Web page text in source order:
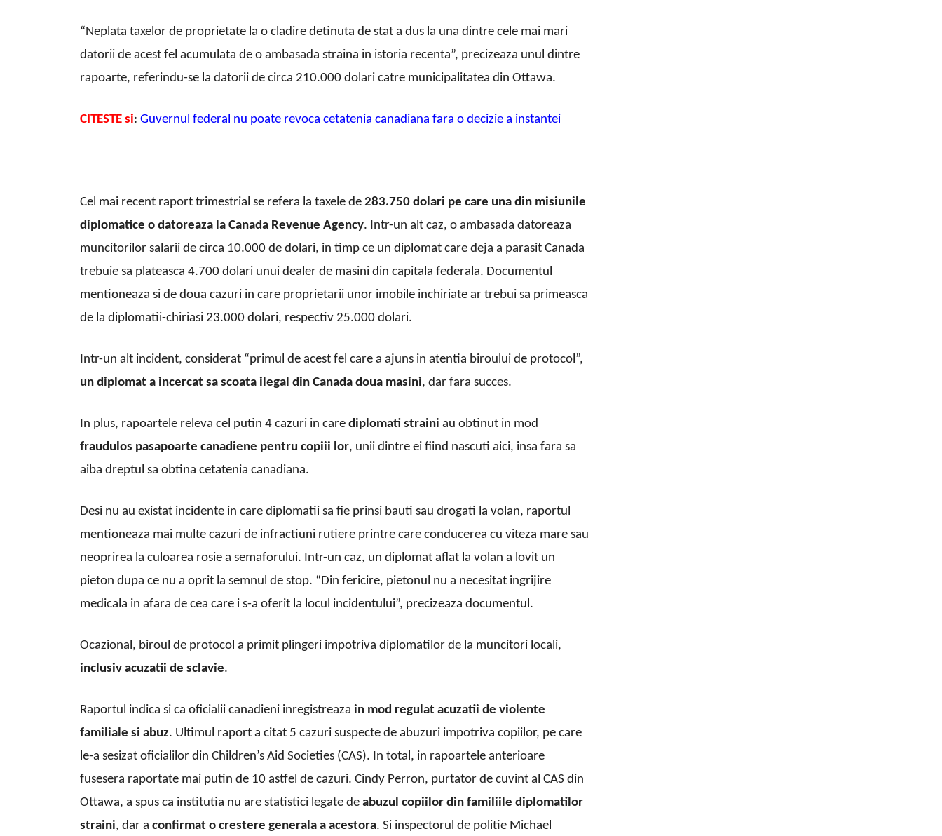
“Neplata taxelor de proprietate la o cladire detinuta de stat a dus la una dintre cele mai mari
datorii de acest fel acumulata de o ambasada straina in istoria recenta”, precizeaza unul dintre
rapoarte, referindu-se la datorii de circa 210.000 dolari catre municipalitatea din Ottawa.
CITESTE si: Guvernul federal nu poate revoca cetatenia canadiana fara o decizie a instantei
Cel mai recent raport trimestrial se refera la taxele de 283.750 dolari pe care una din misiunile
diplomatice o datoreaza la Canada Revenue Agency. Intr-un alt caz, o ambasada datoreaza
muncitorilor salarii de circa 10.000 de dolari, in timp ce un diplomat care deja a parasit Cana­da
trebuie sa plateasca 4.700 dolari unui dealer de masini din capitala federala. Documentul
mentioneaza si de doua cazuri in care proprietarii unor imobile inchiriate ar trebui sa primeasca
de la diplomatii-chiriasi 23.000 dolari, respectiv 25.000 dolari.
Intr-un alt incident, considerat “primul de acest fel care a ajuns in atentia biroului de protocol”,
un diplomat a incercat sa scoata ilegal din Canada doua masini, dar fara succes.
In plus, rapoartele releva cel putin 4 cazuri in care diplomati straini au obtinut in mod
fraudulos pasapoarte canadiene pentru copiii lor, unii dintre ei fiind nascuti aici, insa fara sa
aiba dreptul sa obtina cetatenia canadiana.
Desi nu au existat incidente in care diplomatii sa fie prinsi bauti sau drogati la volan, raportul
mentioneaza mai multe cazuri de infractiuni rutiere printre care conducerea cu viteza mare sau
neoprirea la culoarea rosie a semaforului. Intr-un caz, un diplomat aflat la volan a lovit un
pieton dupa ce nu a oprit la semnul de stop. “Din fericire, pietonul nu a necesitat ingrijire
medicala in afara de cea care i s-a oferit la locul incidentului”, precizeaza documentul.
Ocazional, biroul de protocol a primit plingeri impotriva diplomatilor de la muncitori locali,
inclusiv acuzatii de sclavie.
Raportul indica si ca oficialii canadieni inregistreaza in mod regulat acuzatii de violente
familiale si abuz. Ultimul raport a citat 5 cazuri suspecte de abuzuri impotriva copiilor, pe care
le-a sesizat oficialilor din Children’s Aid Societies (CAS). In total, in rapoartele anterioare
fusesera raportate mai putin de 10 astfel de cazuri. Cindy Perron, purtator de cuvint al CAS din
Ottawa, a spus ca institutia nu are statistici legate de abuzul copiilor din familiile diplomatilor
straini, dar a confirmat o crestere generala a acestora. Si inspectorul de politie Michael